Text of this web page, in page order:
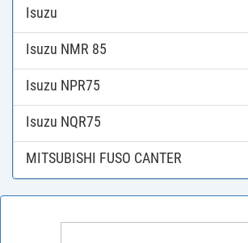
Isuzu
Isuzu NMR 85
Isuzu NPR75
Isuzu NQR75
MITSUBISHI FUSO CANTER